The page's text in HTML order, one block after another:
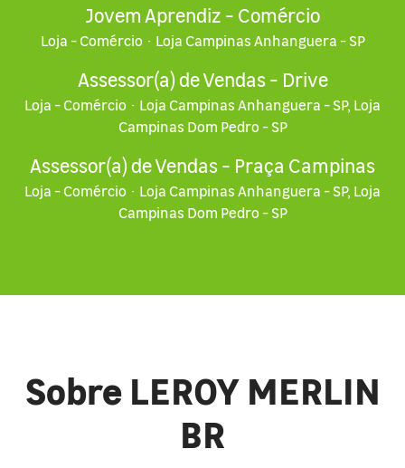
Jovem Aprendiz - Comércio
Loja - Comércio · Loja Campinas Anhanguera - SP
Assessor(a) de Vendas - Drive
Loja - Comércio · Loja Campinas Anhanguera - SP, Loja
Campinas Dom Pedro - SP
Assessor(a) de Vendas - Praça Campinas
Loja - Comércio · Loja Campinas Anhanguera - SP, Loja
Campinas Dom Pedro - SP
Sobre LEROY MERLIN
BR